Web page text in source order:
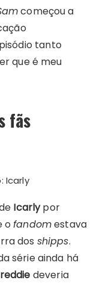
começou a
tanto
que é meu
fãs
Icarly
Icarlypor
ofandomestava
dos shipps.
série ainda há
deveria